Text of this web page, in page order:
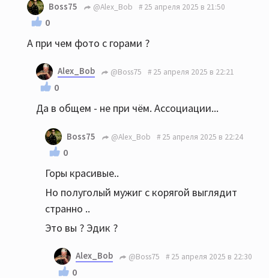
Boss75 @Alex_Bob 25 апреля 2025 в 21:50
0
А при чем фото с горами ?
Alex_Bob @Boss75 25 апреля 2025 в 22:21
0
Да в общем - не при чём. Ассоциации...
Boss75 @Alex_Bob 25 апреля 2025 в 22:24
0
Горы красивые..
Но полуголый мужиг с корягой выглядит
странно ..
Это вы ? Эдик ?
Alex_Bob @Boss75 25 апреля 2025 в 22:30
0